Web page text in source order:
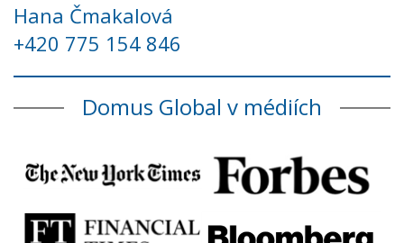
Hana Čmakalová
+420 775 154 846
Domus Global v médiích